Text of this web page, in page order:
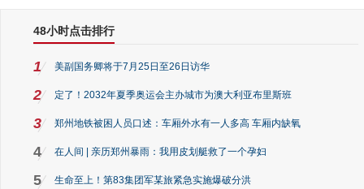
48小时点击排行
1 美副国务卿将于7月25日至26日访华
2 定了！2032年夏季奥运会主办城市为澳大利亚布里斯班
3 郑州地铁被困人员口述：车厢外水有一人多高 车厢内缺氧
4 在人间 | 亲历郑州暴雨：我用皮划艇救了一个孕妇
5 生命至上！第83集团军某旅紧急实施爆破分洪